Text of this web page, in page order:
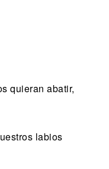
quieran abatir,
labios